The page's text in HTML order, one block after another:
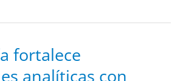
fortalece
analíticas con